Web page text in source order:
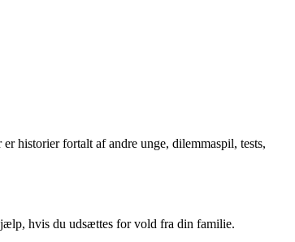
er historier fortalt af andre unge, dilemmaspil, tests,
hvis du udsættes for vold fra din familie.